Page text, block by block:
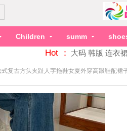
Children summ
Hot ： 大码 韩版 连衣
复古方头夹趾人字拖鞋女夏外穿高跟鞋配裙